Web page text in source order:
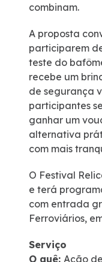
Trabalhe
combinam.
A proposta
participarem
teste do
recebe um
de segurança
participantes
ganhar um
alternativa
com mais
O Festival
e terá
com entrada
Ferroviários,
Serviço
O quê: Ação